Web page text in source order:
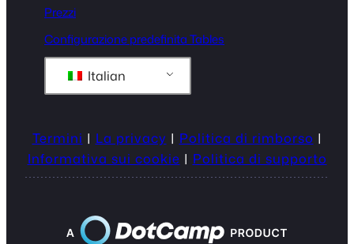
Prezzi
Configurazione predefinita Tables
Italian
Termini | La privacy | Politica di rimborso |
Informativa sui cookie | Politica di supporto